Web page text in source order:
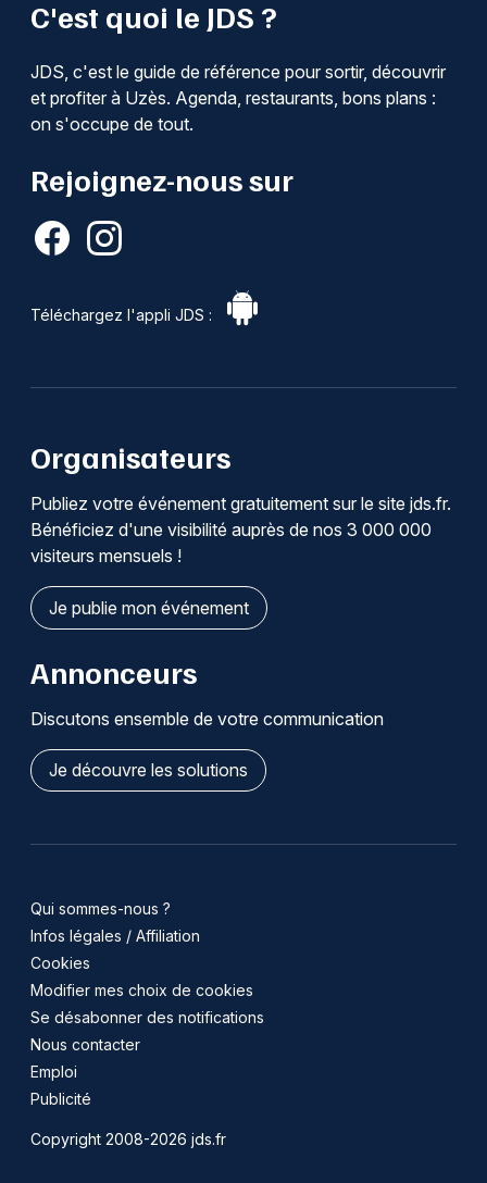
C'est quoi le JDS ?
JDS, c'est le guide de référence pour sortir, découvrir
et profiter à Uzès. Agenda, restaurants, bons plans :
on s'occupe de tout.
Rejoignez-nous sur
Téléchargez l'appli JDS :
Organisateurs
Publiez votre événement gratuitement sur le site jds.fr.
Bénéficiez d'une visibilité auprès de nos 3 000 000
visiteurs mensuels !
Je publie mon événement
Annonceurs
Discutons ensemble de votre communication
Je découvre les solutions
Qui sommes-nous ?
Infos légales / Affiliation
Cookies
Modifier mes choix de cookies
Se désabonner des notifications
Nous contacter
Emploi
Publicité
Copyright 2008-2026 jds.fr